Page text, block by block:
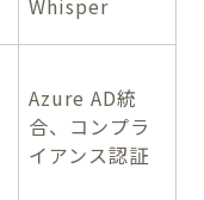
Whisper
Azure AD統
合、コンプラ
イアンス認証